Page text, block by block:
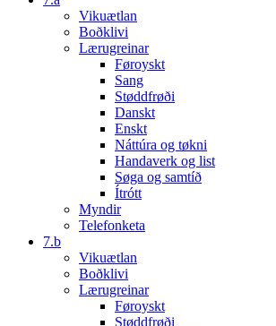
Vikuætlan
Boðklivi
Lærugreinar
Føroyskt
Sang
Støddfrøði
Danskt
Enskt
Náttúra og tøkni
Handaverk og list
Søga og samtíð
Ítrótt
Myndir
Telefonketa
7.b
Vikuætlan
Boðklivi
Lærugreinar
Føroyskt
Støddfrøði